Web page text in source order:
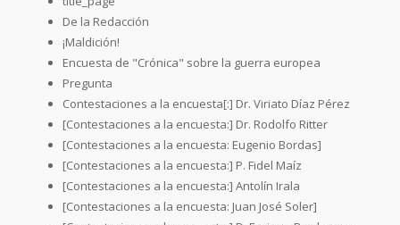
De la Redacción
¡Maldición!
Encuesta de "Crónica" sobre la guerra europea
Pregunta
Contestaciones a la encuesta[:] Dr. Viriato Díaz Pérez
[Contestaciones a la encuesta:] Dr. Rodolfo Ritter
[Contestaciones a la encuesta: Eugenio Bordas]
[Contestaciones a la encuesta:] P. Fidel Maíz
[Contestaciones a la encuesta:] Antolín Irala
[Contestaciones a la encuesta: Juan José Soler]